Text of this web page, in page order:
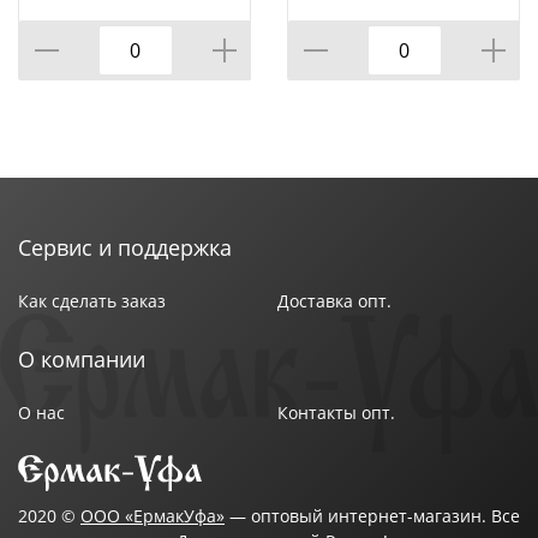
ПОДСТАВКЕ 8 ПР.,
КОР=6НАБОР.
Сервис и поддержка
Как сделать заказ Доставка опт.
О компании
О нас Контакты опт.
2020 © ООО «ЕрмакУфа» — оптовый интернет-магазин. Все